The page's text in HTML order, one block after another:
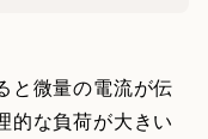
と微量の電流が伝
的な負荷が大きい